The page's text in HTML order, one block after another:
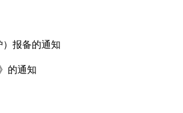
）报备的通知
的通知